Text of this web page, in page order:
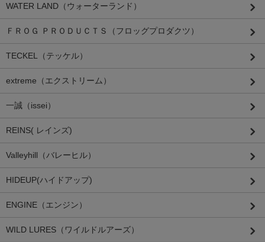
WATER LAND（ウォーターランド）
ＦＲＯＧ ＰＲＯＤＵＣＴＳ（フロッグプロダクツ）
TECKEL（テッケル）
extreme（エクストリーム）
一誠（issei）
REINS( レインズ)
Valleyhill（バレーヒル）
HIDEUP(ハイドアップ)
ENGINE（エンジン）
WILD LURES（ワイルドルアーズ）